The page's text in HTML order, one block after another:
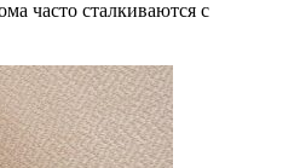
часто сталкиваются с